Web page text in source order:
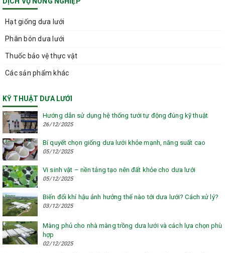
Hạt giống dưa lưới
Phân bón dưa lưới
Thuốc bảo vệ thực vật
Các sản phẩm khác
KỸ THUẬT DƯA LƯỚI
Hướng dẫn sử dụng hệ thống tưới tự động đúng kỹ thuật
26/12/2025
Bí quyết chọn giống dưa lưới khỏe mạnh, năng suất cao
05/12/2025
Vi sinh vật – nền tảng tạo nên đất khỏe cho dưa lưới
05/12/2025
Biến đổi khí hậu ảnh hưởng thế nào tới dưa lưới? Cách xử lý?
03/12/2025
Màng phủ cho nhà màng trồng dưa lưới và cách lựa chọn phù
hợp
02/12/2025